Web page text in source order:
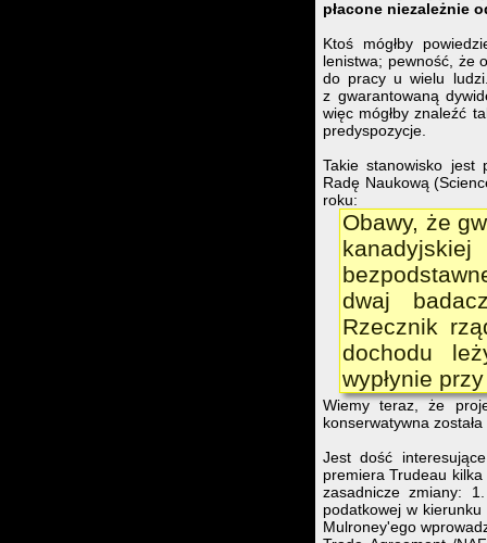
płacone niezależnie
Ktoś mógłby
lenistwa; pewność, że
do pracy u wielu
z gwarantowaną
więc mógłby znaleźć
predyspozycje.
Takie stanowisko jest
Radę Naukową
roku:
Obawy, że
dwaj
Rzecznik
dochodu
wypłynie
Wiemy teraz, że
konserwatywna
Jest dość
premiera Trudeau
zasadnicze zmiany:
podatkowej w
Mulroney'ego